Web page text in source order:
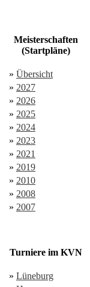
Meisterschaften
(Startpläne)
» Übersicht
» 2027
» 2026
» 2025
» 2024
» 2023
» 2021
» 2019
» 2010
» 2008
» 2007
Turniere im KVN
» Lüneburg